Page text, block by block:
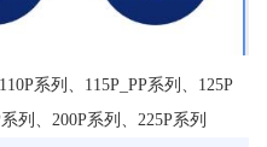
系列、115P_PP系列、125P
列、200P系列、225P系列